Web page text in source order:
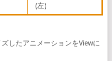
(左)
したアニメーションをViewに